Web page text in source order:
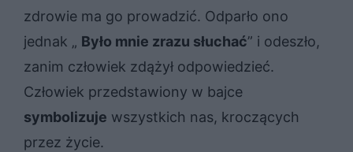
zdrowie ma go prowadzić. Odparło ono
jednak „ Było mnie zrazu słuchać” i odeszło,
zanim człowiek zdążył odpowiedzieć.
Człowiek przedstawiony w bajce
symbolizuje wszystkich nas, kroczących
przez życie.